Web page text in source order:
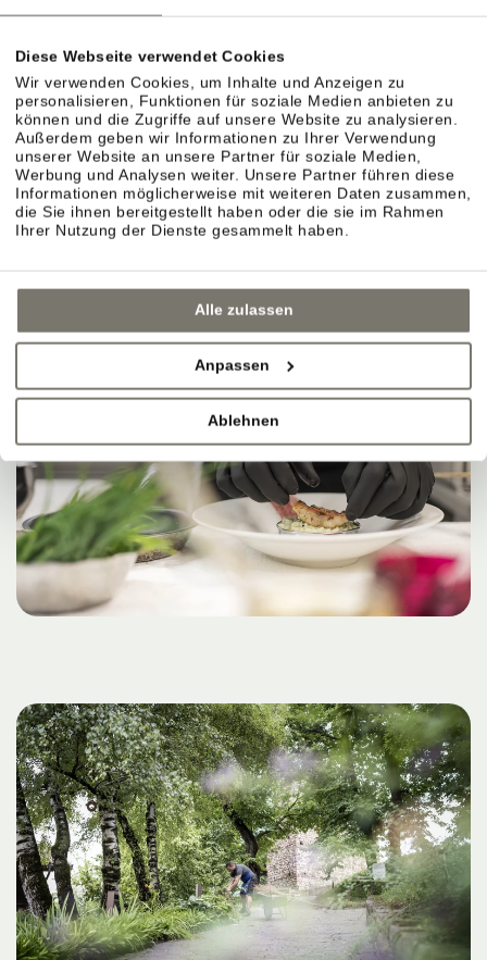
Diese Webseite verwendet Cookies
Wir verwenden Cookies, um Inhalte und Anzeigen zu
personalisieren, Funktionen für soziale Medien anbieten zu
können und die Zugriffe auf unsere Website zu analysieren.
Außerdem geben wir Informationen zu Ihrer Verwendung
unserer Website an unsere Partner für soziale Medien,
Werbung und Analysen weiter. Unsere Partner führen diese
Informationen möglicherweise mit weiteren Daten zusammen,
die Sie ihnen bereitgestellt haben oder die sie im Rahmen
Ihrer Nutzung der Dienste gesammelt haben.
Alle zulassen
Anpassen
Ablehnen